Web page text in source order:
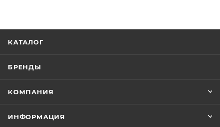
КАТАЛОГ
БРЕНДЫ
КОМПАНИЯ
ИНФОРМАЦИЯ